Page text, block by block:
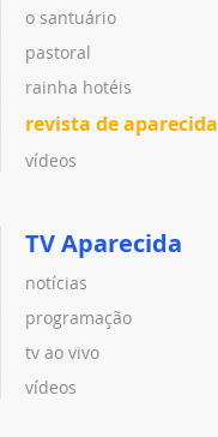
o santuário
pastoral
rainha hotéis
revista de aparecida
vídeos
TV Aparecida
notícias
programação
tv ao vivo
vídeos